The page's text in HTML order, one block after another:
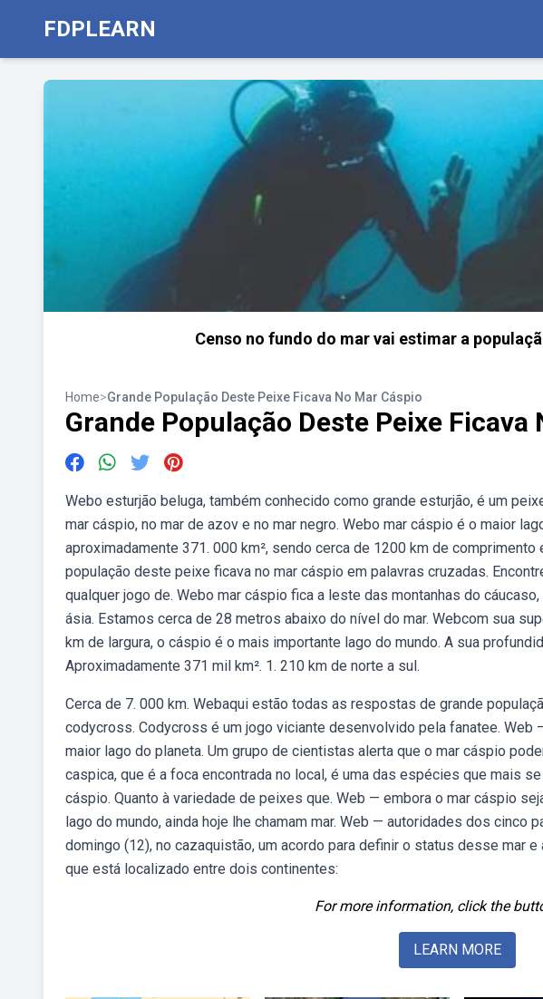
FDPLEARN
Censo no fundo do mar vai estimar a
Home>Grande População Deste Peixe Ficava No Mar Cáspio
Grande População Deste Peixe Ficava
Webo esturjão beluga, também conhecido como grande esturjão, é um
mar cáspio, no mar de azov e no mar negro. Webo mar cáspio é o maior
aproximadamente 371. 000 km², sendo cerca de 1200 km de
população deste peixe ficava no mar cáspio em palavras cruzadas.
qualquer jogo de. Webo mar cáspio fica a leste das montanhas do
ásia. Estamos cerca de 28 metros abaixo do nível do mar. Webcom sua
km de largura, o cáspio é o mais importante lago do mundo. A sua
Aproximadamente 371 mil km². 1. 210 km de norte a sul.
Cerca de 7. 000 km. Webaqui estão todas as respostas de grande
codycross. Codycross é um jogo viciante desenvolvido pela fanatee.
maior lago do planeta. Um grupo de cientistas alerta que o mar cáspio
caspica, que é a foca encontrada no local, é uma das espécies que mais
cáspio. Quanto à variedade de peixes que. Web — embora o mar cáspio
lago do mundo, ainda hoje lhe chamam mar. Web — autoridades dos cinco
domingo (12), no cazaquistão, um acordo para definir o status desse mar
que está localizado entre dois continentes:
For more information, click the
LEARN MORE